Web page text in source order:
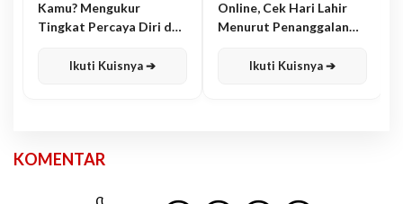
Kamu? Mengukur
Tingkat Percaya Diri dan
Ikuti Kuisnya ➔
Online, Cek Hari Lahir
Menurut Penanggalan
Ikuti Kuisnya ➔
KOMENTAR